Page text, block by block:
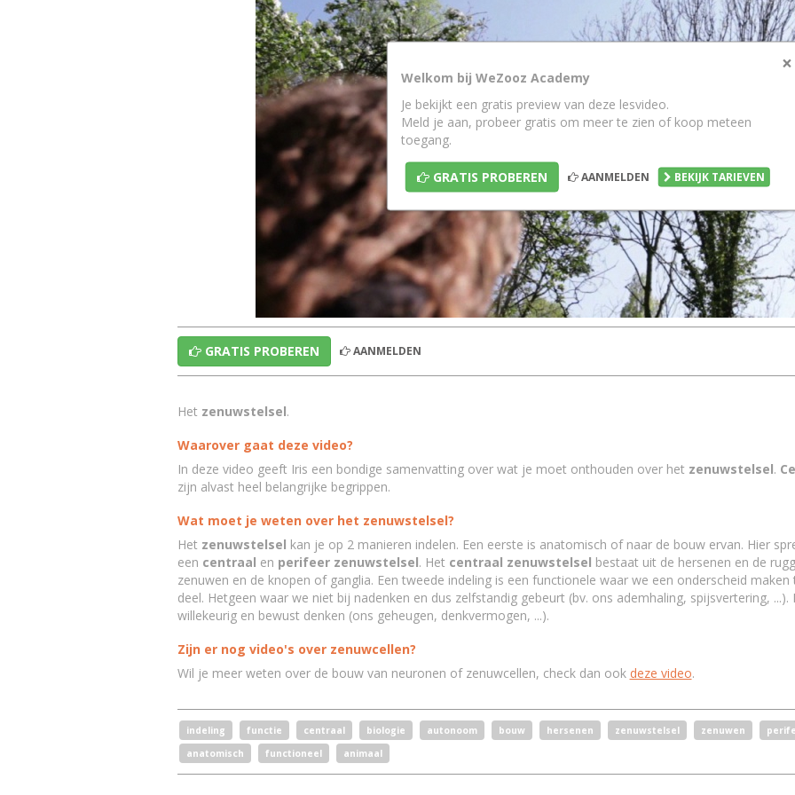
×
Welkom bij WeZooz Academy
Je bekijkt een gratis preview van deze lesvideo.
Meld je aan, probeer gratis om meer te zien of koop meteen
toegang.
GRATIS PROBEREN AANMELDEN BEKIJK TARIEVEN
GRATIS PROBEREN AANMELDEN
Het zenuwstelsel.
Waarover gaat deze video?
In deze video geeft Iris een bondige samenvatting over wat je moet onthouden over het zenuwstelsel.
zijn alvast heel belangrijke begrippen.
Wat moet je weten over het zenuwstelsel?
Het zenuwstelsel kan je op 2 manieren indelen. Een eerste is anatomisch of naar de bouw ervan. Hier
een centraal en perifeer zenuwstelsel. Het centraal zenuwstelsel bestaat uit de hersenen en de
zenuwen en de knopen of ganglia. Een tweede indeling is een functionele waar we een onderscheid
deel. Hetgeen waar we niet bij nadenken en dus zelfstandig gebeurt (bv. ons ademhaling, spijsvertering,
willekeurig en bewust denken (ons geheugen, denkvermogen, ...).
Zijn er nog video's over zenuwcellen?
Wil je meer weten over de bouw van neuronen of zenuwcellen, check dan ook deze video.
indeling functie centraal biologie autonoom bouw hersenen zenuwstelsel zenuwen
anatomisch
functioneel animaal